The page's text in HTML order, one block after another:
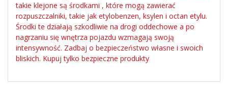
takie klejone są środkami , które mogą zawierać
rozpuszczalniki, takie jak etylobenzen, ksylen i octan etylu.
Środki te działają szkodliwie na drogi oddechowe a po
nagrzaniu się wnętrza pojazdu wzmagają swoją
intensywność. Zadbaj o bezpieczeństwo własne i swoich
bliskich. Kupuj tylko bezpieczne produkty